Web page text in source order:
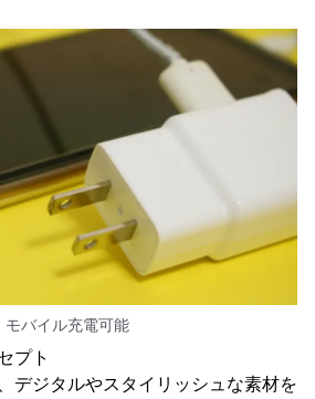
モバイル充電可能
プト
デジタルやスタイリッシュな素材を